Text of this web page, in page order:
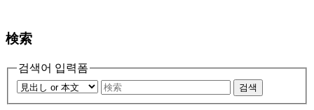
検索
검색어 입력폼
검색